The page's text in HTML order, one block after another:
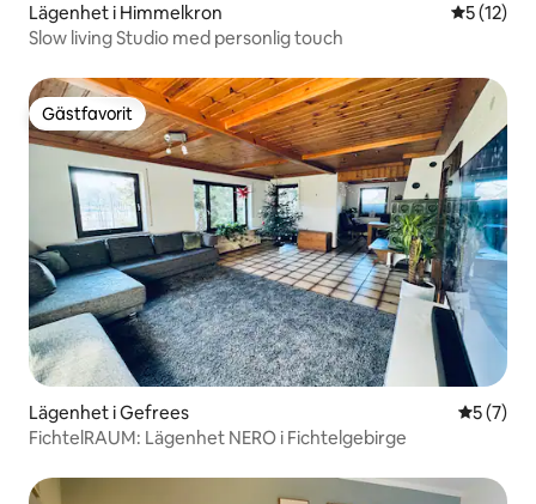
Lägenhet i Himmelkron 5 av 5 i
5 (12)
Slow living Studio med personlig touch
Gästfavorit
Gästfavorit
Lägenhet i Gefrees 5 av 5 i
5 (7)
FichtelRAUM: Lägenhet NERO i Fichtelgebirge